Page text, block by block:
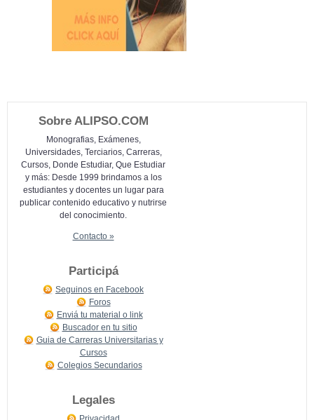
Sobre ALIPSO.COM
Monografias, Exámenes,
Universidades, Terciarios, Carreras,
Cursos, Donde Estudiar, Que Estudiar
y más: Desde 1999 brindamos a los
estudiantes y docentes un lugar para
publicar contenido educativo y nutrirse
del conocimiento.
Contacto »
Participá
Seguinos en Facebook
Foros
Enviá tu material o link
Buscador en tu sitio
Guia de Carreras Universitarias y
Cursos
Colegios Secundarios
Legales